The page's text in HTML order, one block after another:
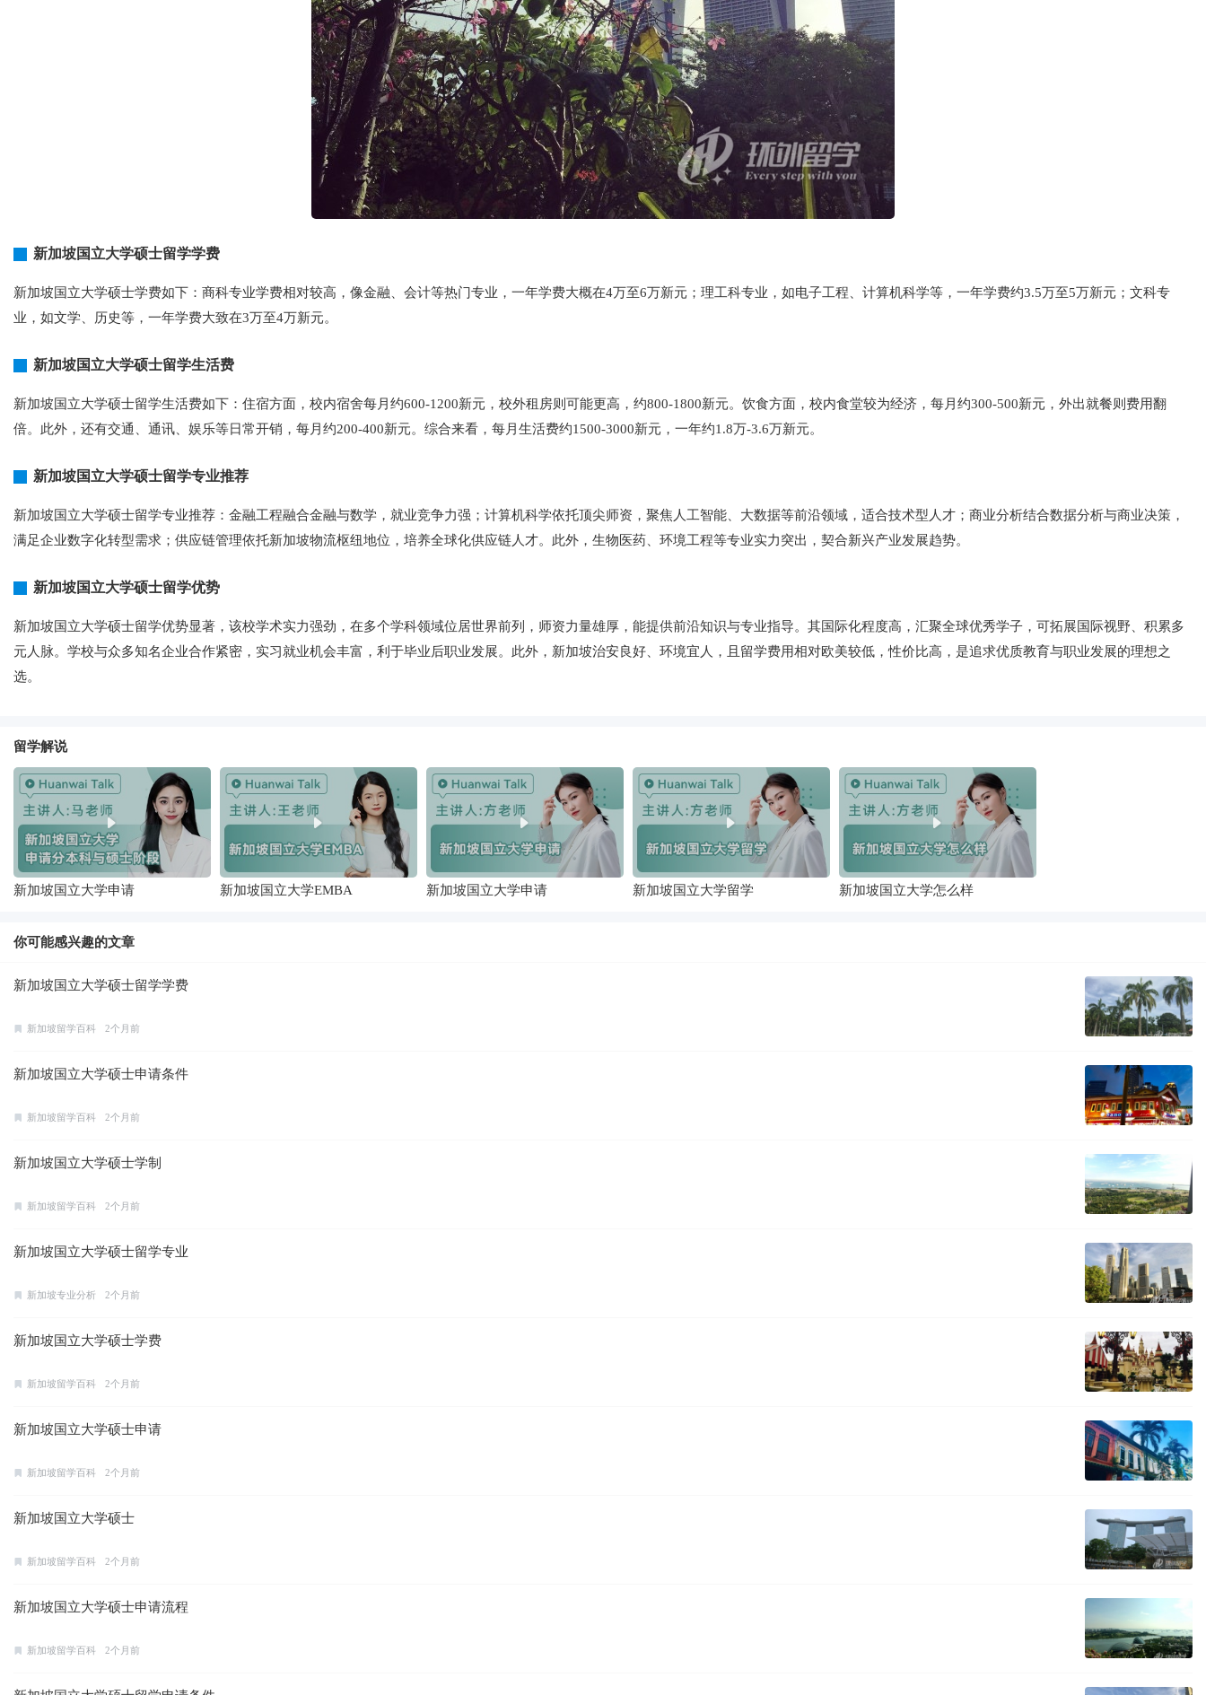
新加坡国立大学硕士留学学费
新加坡国立大学硕士学费如下：商科专业学费相对较高，像金融、会计等热门专业，一年学费大概在4万至6万新元；理工科专业，如电子工程、计算机科学等，一年学费约3.5万至5万新元；文科专
业，如文学、历史等，一年学费大致在3万至4万新元。
新加坡国立大学硕士留学生活费
新加坡国立大学硕士留学生活费如下：住宿方面，校内宿舍每月约600-1200新元，校外租房则可能更高，约800-1800新元。饮食方面，校内食堂较为经济，每月约300-500新元，外出就餐则费用翻
倍。此外，还有交通、通讯、娱乐等日常开销，每月约200-400新元。综合来看，每月生活费约1500-3000新元，一年约1.8万-3.6万新元。
新加坡国立大学硕士留学专业推荐
新加坡国立大学硕士留学专业推荐：金融工程融合金融与数学，就业竞争力强；计算机科学依托顶尖师资，聚焦人工智能、大数据等前沿领域，适合技术型人才；商业分析结合数据分析与商业决策，
满足企业数字化转型需求；供应链管理依托新加坡物流枢纽地位，培养全球化供应链人才。此外，生物医药、环境工程等专业实力突出，契合新兴产业发展趋势。
新加坡国立大学硕士留学优势
新加坡国立大学硕士留学优势显著，该校学术实力强劲，在多个学科领域位居世界前列，师资力量雄厚，能提供前沿知识与专业指导。其国际化程度高，汇聚全球优秀学子，可拓展国际视野、积累多
元人脉。学校与众多知名企业合作紧密，实习就业机会丰富，利于毕业后职业发展。此外，新加坡治安良好、环境宜人，且留学费用相对欧美较低，性价比高，是追求优质教育与职业发展的理想之
选。
留学解说
新加坡国立大学申请 新加坡国立大学EMBA 新加坡国立大学申请 新加坡国立大学留学 新加坡国立大学怎么样
你可能感兴趣的文章
新加坡国立大学硕士留学学费
新加坡留学百科 2个月前
新加坡国立大学硕士申请条件
新加坡留学百科 2个月前
新加坡国立大学硕士学制
新加坡留学百科 2个月前
新加坡国立大学硕士留学专业
新加坡专业分析 2个月前
新加坡国立大学硕士学费
新加坡留学百科 2个月前
新加坡国立大学硕士申请
新加坡留学百科 2个月前
新加坡国立大学硕士
新加坡留学百科 2个月前
新加坡国立大学硕士申请流程
新加坡留学百科 2个月前